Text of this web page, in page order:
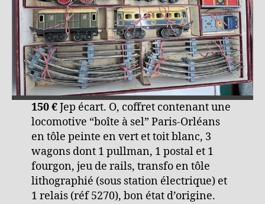
150 €Jep écart. O, coffret contenant une
locomotive “boîte à sel” Paris-Orléans
en tôle peinte en vert et toit blanc, 3
wagons dont 1 pullman, 1 postal et 1
fourgon, jeu de rails, transfo en tôle
lithographié (sous station électrique) et
1 relais (réf 5270), bon état d’origine.